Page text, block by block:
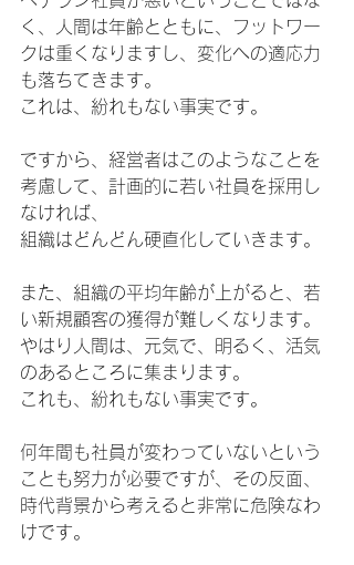
く、人間は年齢とともに、フットワー
クは重くなりますし、変化への適応力
も落ちてきます。
これは、紛れもない事実です。
ですから、経営者はこのようなことを
考慮して、計画的に若い社員を採用し
なければ、
組織はどんどん硬直化していきます。
また、組織の平均年齢が上がると、若
い新規顧客の獲得が難しくなります。
やはり人間は、元気で、明るく、活気
のあるところに集まります。
これも、紛れもない事実です。
何年間も社員が変わっていないという
ことも努力が必要ですが、その反面、
時代背景から考えると非常に危険なわ
けです。